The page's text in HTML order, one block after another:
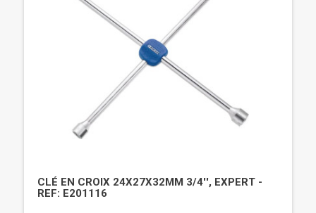
CLÉ EN CROIX 24X27X32MM 3/4'', EXPERT -
REF: E201116